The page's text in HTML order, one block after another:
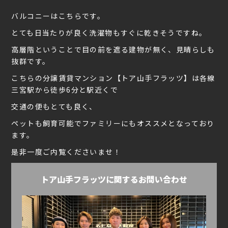
バルコニーはこちらです。
とても日当たりが良く洗濯物もすぐに乾きそうですね。
高層階ということで目の前を遮る建物が無く、見晴らしも
抜群です。
こちらの分譲賃貸マンション【トア山手フラッツ】は各線
三宮駅から徒歩6分と駅近くで
交通の便もとても良く、
ペットも飼育可能でファミリーにもオススメとなっており
ます。
是非一度ご内覧くださいませ！
トア山手フラッツに関するお問い合わせ